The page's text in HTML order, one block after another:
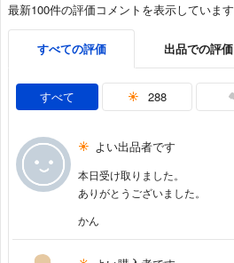
最新100件の評価コメントを表示しています
すべての評価 出品での評価
すべて 288
よい出品者です
本日受け取りました。
ありがとうございました。
かん